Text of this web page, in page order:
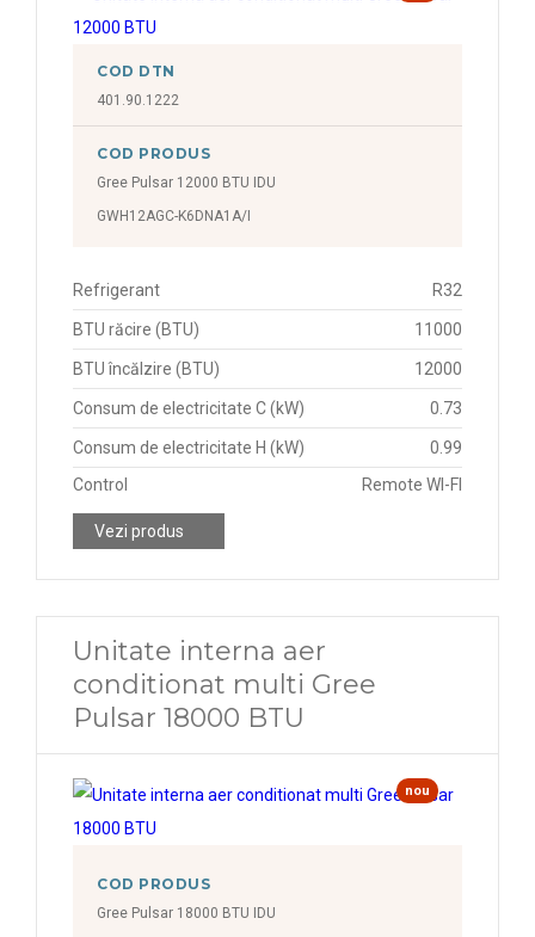
COD DTN
401.90.1222
COD PRODUS
Gree Pulsar 12000 BTU IDU
GWH12AGC-K6DNA1A/I
Refrigerant R32
BTU răcire (BTU) 11000
BTU încălzire (BTU) 12000
Consum de electricitate C (kW) 0.73
Consum de electricitate H (kW)
0.99
Control
Remote WI-FI
Vezi produs
Unitate interna aer
conditionat multi Gree
Pulsar 18000 BTU
nou
COD PRODUS
Gree Pulsar 18000 BTU IDU